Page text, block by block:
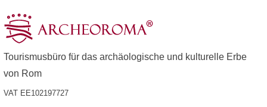
Tourismusbüro für das archäologische und kulturelle Erbe
von Rom
VAT EE102197727